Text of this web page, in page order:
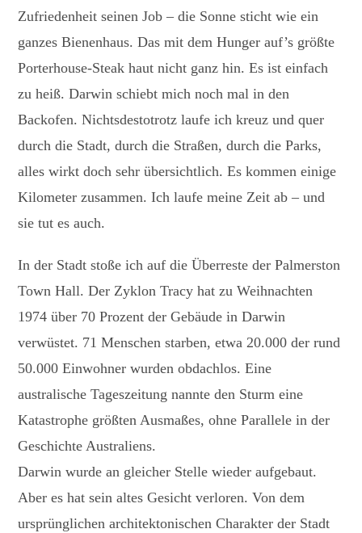
Zufriedenheit seinen Job – die Sonne sticht wie ein
ganzes Bienenhaus. Das mit dem Hunger auf’s größte
Porterhouse-Steak haut nicht ganz hin. Es ist einfach
zu heiß. Darwin schiebt mich noch mal in den
Backofen. Nichtsdestotrotz laufe ich kreuz und quer
durch die Stadt, durch die Straßen, durch die Parks,
alles wirkt doch sehr übersichtlich. Es kommen einige
Kilometer zusammen. Ich laufe meine Zeit ab – und
sie tut es auch.
In der Stadt stoße ich auf die Überreste der Palmerston
Town Hall. Der Zyklon Tracy hat zu Weihnachten
1974 über 70 Prozent der Gebäude in Darwin
verwüstet. 71 Menschen starben, etwa 20.000 der rund
50.000 Einwohner wurden obdachlos. Eine
australische Tageszeitung nannte den Sturm eine
Katastrophe größten Ausmaßes, ohne Parallele in der
Geschichte Australiens.
Darwin wurde an gleicher Stelle wieder aufgebaut.
Aber es hat sein altes Gesicht verloren. Von dem
ursprünglichen architektonischen Charakter der Stadt